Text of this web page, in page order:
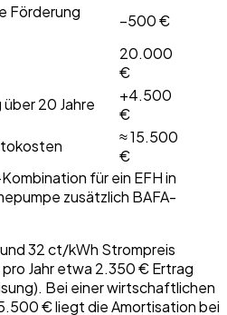
Förderung
−500 €
20.000
€
20 Jahre
+4.500
€
≈ 15.500
€
für ein EFH in
zusätzlich BAFA-
32 ct/kWh Strompreis
Jahr etwa 2.350 € Ertrag
Bei einer wirtschaftlichen
€ liegt die Amortisation bei